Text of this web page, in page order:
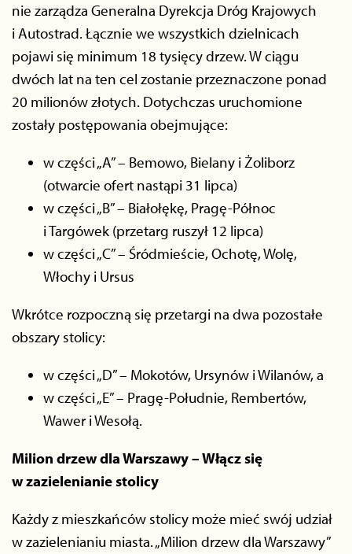
nie zarządza Generalna Dyrekcja Dróg Krajowych
i Autostrad. Łącznie we wszystkich dzielnicach
pojawi się minimum 18 tysięcy drzew. W ciągu
dwóch lat na ten cel zostanie przeznaczone ponad
20 milionów złotych. Dotychczas uruchomione
zostały postępowania obejmujące:
w części „A” – Bemowo, Bielany i Żoliborz
(otwarcie ofert nastąpi 31 lipca)
w części „B” – Białołękę, Pragę-Północ
i Targówek (przetarg ruszył 12 lipca)
w części „C” – Śródmieście, Ochotę, Wolę,
Włochy i Ursus
Wkrótce rozpoczną się przetargi na dwa pozostałe
obszary stolicy:
w części „D” – Mokotów, Ursynów i Wilanów, a
w części „E” – Pragę-Południe, Rembertów,
Wawer i Wesołą.
Milion drzew dla Warszawy – Włącz się
w zazielenianie stolicy
Każdy z mieszkańców stolicy może mieć swój udział
w zazielenianiu miasta. „Milion drzew dla Warszawy”